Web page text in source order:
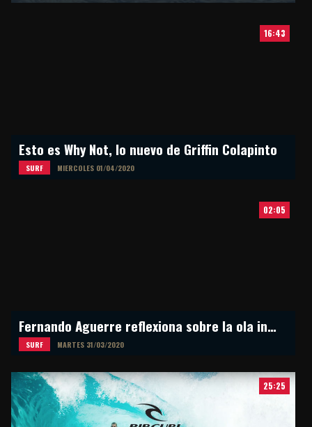
16:43
Esto es Why Not, lo nuevo de Griffin Colapinto
SURF MIERCOLES 01/04/2020
02:05
Fernando Aguerre reflexiona sobre la ola inesperada
SURF MARTES 31/03/2020
25:25